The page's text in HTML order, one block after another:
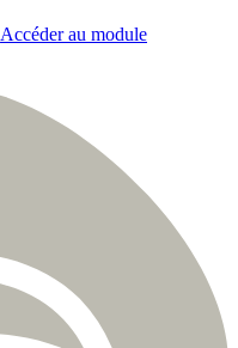
Accéder au module